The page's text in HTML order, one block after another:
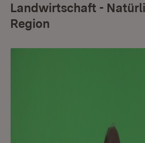
Landwirtschaft -
Region